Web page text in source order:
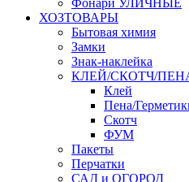
Фонари УЛИЧНЫЕ
ХОЗТОВАРЫ
Бытовая химия
Замки
Знак-наклейка
КЛЕЙ/СКОТЧ/
Клей
Пена/
Скотч
ФУМ
Пакеты
Перчатки
САД и ОГОРОД